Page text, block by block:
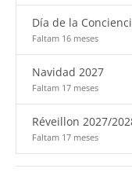
Día de la
Faltam 16 meses
Navidad 2027
Faltam 17 meses
Réveillon 2027/
Faltam 17 meses